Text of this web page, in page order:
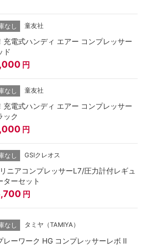
なし 童友社
充電式ハンディ エアー コンプレッサー
ド
円
なし 童友社
充電式ハンディ エアー コンプレッサー
ック
円
なし GSIクレオス
ニアコンプレッサーL7/圧力計付レギュ
ターセット
円
なし タミヤ（TAMIYA）
レーワーク HG コンプレッサーレボ II